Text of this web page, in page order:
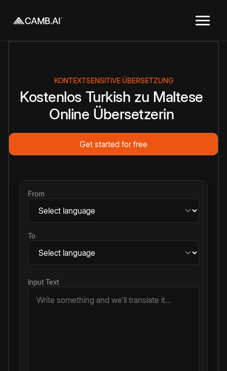
KONTEXTSENSITIVE ÜBERSETZUNG
Kostenlos Turkish zu Maltese
Online Übersetzerin
Get started for free
From
To
Input Text